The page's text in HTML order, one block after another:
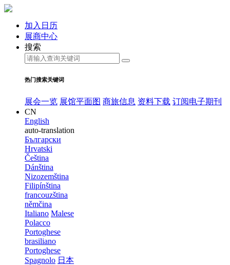
加入日历
展商中心
搜索
热门搜索关键词
展会一览 展馆平面图 商旅信息 资料下载 订阅电子期刊
CN
English
auto-translation
Български
Hrvatski
Čeština
Dánština
Nizozemština
Filipínština
francouzština
němčina
Italiano Malese
Polacco
Portoghese
brasiliano
Portoghese
Spagnolo 日本